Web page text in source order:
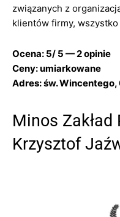
związanych z
klientów firmy,
Ocena: 5/ 5 — 2 opinie
Ceny: umiarkowane
Adres: św.
Minos Zakład
Krzysztof